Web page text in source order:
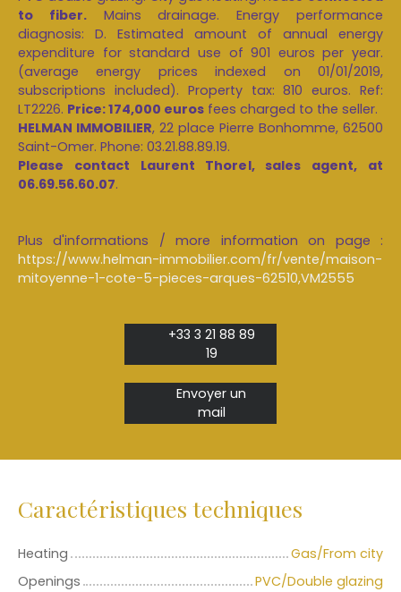
to fiber.Mains drainage. Energy performance
diagnosis: D. Estimated amount of annual energy
expenditure for standard use of 901 euros per year.
(average energy prices indexed on 01/01/2019,
subscriptions included). Property tax: 810 euros. Ref:
LT2226. Price: 174,000 euros fees charged to the seller.
HELMAN IMMOBILIER, 22 place Pierre Bonhomme, 62500
Saint-Omer. Phone: 03.21.88.89.19.
Please contact Laurent Thorel, sales agent, at
06.69.56.60.07.
Plus d'informations / more information on page :
https://www.helman-immobilier.com/fr/vente/maison-
mitoyenne-1-cote-5-pieces-arques-62510,VM2555
+33 3 21 88 89
19
Envoyer un
mail
Caractéristiques techniques
Heating
Gas/From city
Openings
PVC/Double glazing